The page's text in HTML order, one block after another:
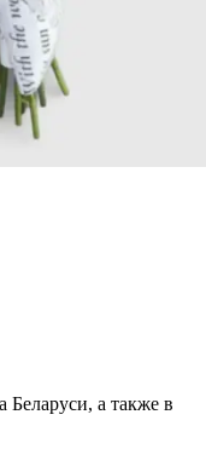
Беларуси, а также в